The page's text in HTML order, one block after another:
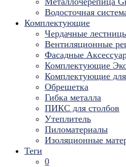
Водосточная
Комплектующие
Чердачные
Вентиляционные
Фасадные
Комплектующие
Комплектующие
Обрешетка
Гибка металла
ПИКС для столбов
Утеплитель
Пиломатериалы
Изоляционные
Теги
0